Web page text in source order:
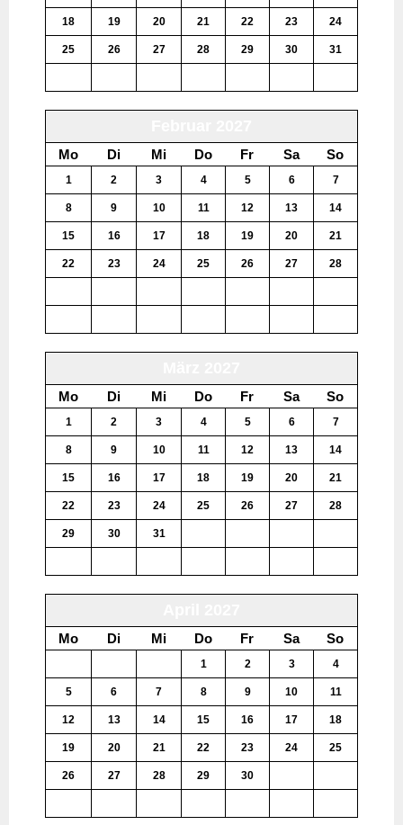
18 19 20 21 22 23 24
25 26 27 28 29 30 31
Mo Di Mi Do Fr Sa So
1 2 3 4 5 6 7
8 9 10 11 12 13 14
15 16 17 18 19 20 21
22 23 24 25 26 27 28
Mo Di Mi Do Fr Sa So
1 2 3 4 5 6 7
8 9 10 11 12 13 14
15 16 17 18 19 20 21
22 23 24 25 26 27 28
29 30 31
Mo Di Mi Do Fr Sa So
1 2 3 4
5 6 7 8 9 10 11
12 13 14 15 16 17 18
19 20 21 22 23 24 25
26 27 28 29 30